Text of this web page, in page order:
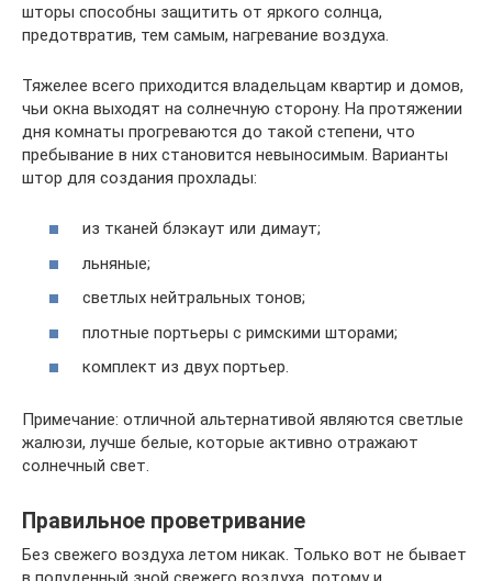
шторы способны защитить от яркого солнца,
предотвратив, тем самым, нагревание воздуха.
Тяжелее всего приходится владельцам квартир и домов,
чьи окна выходят на солнечную сторону. На протяжении
дня комнаты прогреваются до такой степени, что
пребывание в них становится невыносимым. Варианты
штор для создания прохлады:
из тканей блэкаут или димаут;
льняные;
светлых нейтральных тонов;
плотные портьеры с римскими шторами;
комплект из двух портьер.
Примечание: отличной альтернативой являются светлые
жалюзи, лучше белые, которые активно отражают
солнечный свет.
Правильное проветривание
Без свежего воздуха летом никак. Только вот не бывает